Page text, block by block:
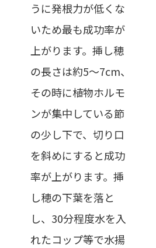
うに発根力が低くな
いため最も成功率が
上がります。挿し穂
の長さは約5～7cm、
その時に植物ホルモ
ンが集中している節
の少し下で、切り口
を斜めにすると成功
率が上がります。挿
し穂の下葉を落と
し、30分程度水を入
れたコップ等で水揚